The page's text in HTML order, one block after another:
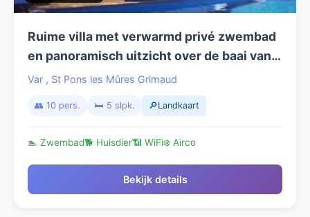
Ruime villa met verwarmd privé zwembad
en panoramisch uitzicht over de baai van
St. Tropez.
Var , St Pons les Mûres Grimaud
👥 10 pers. 🛏️ 5 slpk. 🔎Landkaart
🏊 Zwembad🐕 Huisdier📶 WiFi❄️ Airco
Bekijk details